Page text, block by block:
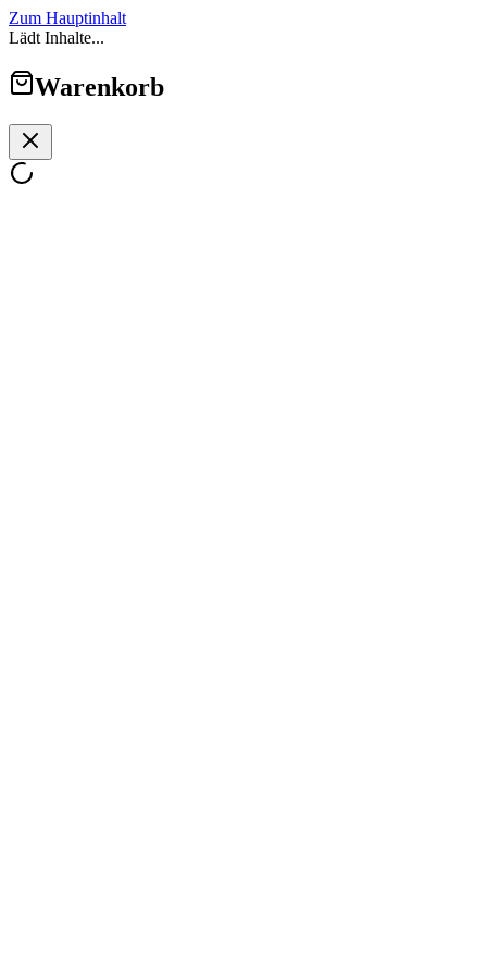
Zum Hauptinhalt
Lädt Inhalte...
Warenkorb